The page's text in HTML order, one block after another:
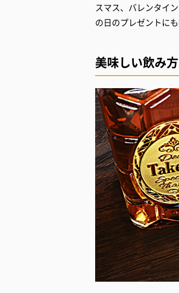
スマス、バレンタイ
の日のプレゼントにも
美味しい飲み方